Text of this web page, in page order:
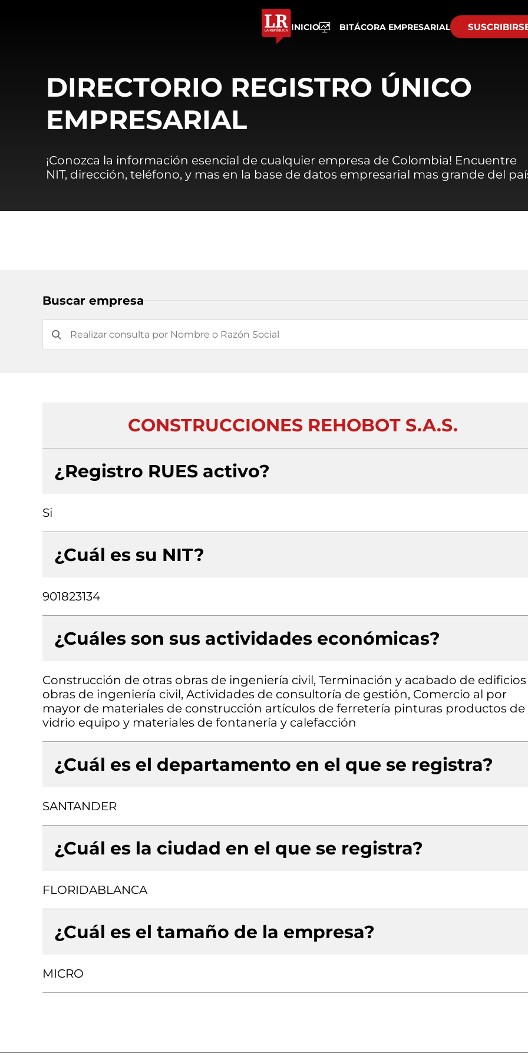
INICIO BITÁCORA EMPRESARIAL
DIRECTORIO REGISTRO ÚNICO
EMPRESARIAL
¡Conozca la información esencial de cualquier empresa de Colombia! Encuentre
NIT, dirección, teléfono, y mas en la base de datos empresarial mas grande del
Buscar empresa
CONSTRUCCIONES REHOBOT S.A.S.
¿Registro RUES activo?
Si
¿Cuál es su NIT?
901823134
¿Cuáles son sus actividades económicas?
Construcción de otras obras de ingeniería civil, Terminación y acabado de edificios
obras de ingeniería civil, Actividades de consultoría de gestión, Comercio al por
mayor de materiales de construcción artículos de ferretería pinturas productos de
vidrio equipo y materiales de fontanería y calefacción
¿Cuál es el departamento en el que se registra?
SANTANDER
¿Cuál es la ciudad en el que se registra?
FLORIDABLANCA
¿Cuál es el tamaño de la empresa?
MICRO